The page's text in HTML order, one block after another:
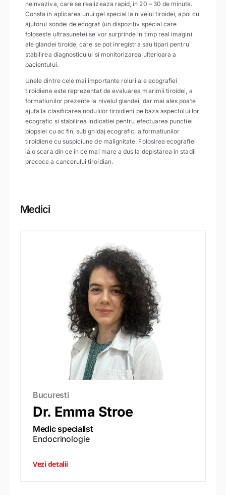
neinvaziva, care se realizeaza rapid, in 20 – 30 de minute.
Consta in aplicarea unui gel special la nivelul tiroidei, apoi cu
ajutorul sondei de ecograf (un dispozitiv special care
foloseste ultrasunete) se vor surprinde in timp real imagini
ale glandei tiroide, care se pot inregistra sau tipari pentru
stabilirea diagnosticului si monitorizarea ulterioara a
pacientului.
Unele dintre cele mai importante roluri ale ecografiei
tiroidiene este reprezentat de evaluarea marimii tiroidei, a
formatiunilor prezente la nivelul glandei, dar mai ales poate
ajuta la clasificarea nodulilor tiroidieni pe baza aspectului lor
ecografic si stabilirea indicatiei pentru efectuarea punctiei
biopsiei cu ac fin, sub ghidaj ecografic, a formatiunilor
tiroidiene cu suspiciune de malignitate. Folosirea ecografiei
la o scara din ce in ce mai mare a dus la depistarea in stadii
precoce a cancerului tiroidian.
Medici
Vezi detalii
Bucuresti
Dr. Emma Stroe
Medic specialist
Endocrinologie